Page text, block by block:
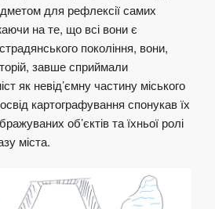
для рефлексії самих
на те, що всі вони є
покоління, вони,
завше сприймали
як невід’ємну частину міського
картографування спонукав їх
об’єктів та їхньої ролі
міста.